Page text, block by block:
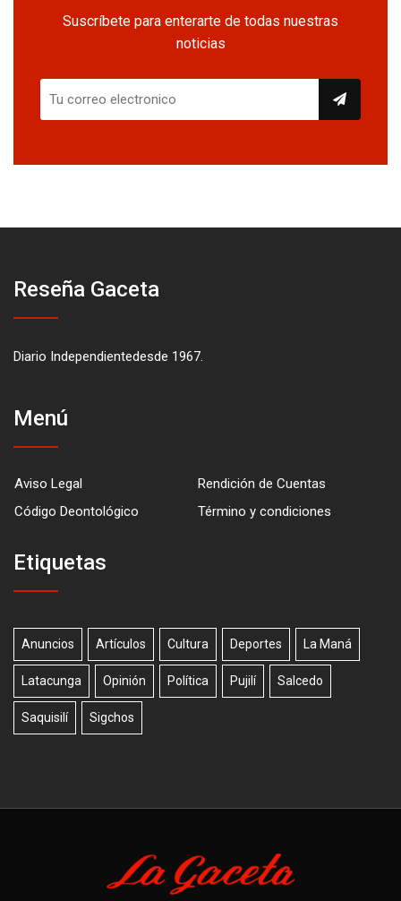
Suscríbete para enterarte de todas nuestras
noticias
Reseña Gaceta
Diario Independientedesde 1967.
Menú
Aviso Legal
Rendición de Cuentas
Código Deontológico
Término y condiciones
Etiquetas
Anuncios Artículos Cultura Deportes La Maná
Latacunga Opinión Política Pujilí Salcedo
Saquisilí Sigchos